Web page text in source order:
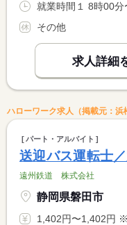
就業時間１ 8時00
その他
求人詳細
ハローワーク求人（掲載元：浜
パート・アルバイト
送迎バス運転士
遠州鉄道 株式会社
静岡県磐田市
1,402円〜1,402円 ※フルタイム求人の